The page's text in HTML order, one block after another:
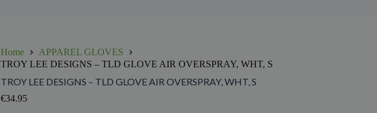
Home
APPAREL GLOVES
TROY LEE DESIGNS – TLD GLOVE AIR OVERSPRAY, WHT, S
TROY LEE DESIGNS – TLD GLOVE AIR OVERSPRAY, WHT, S
€34.95